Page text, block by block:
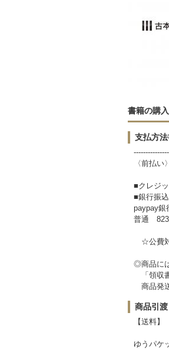
書籍の購
支払方法
〈前払
■クレジ
■銀行振
paypay銀
普通
☆公費
◎商品に
「領収
商品発
商品引渡
【送料】
ゆうパケ